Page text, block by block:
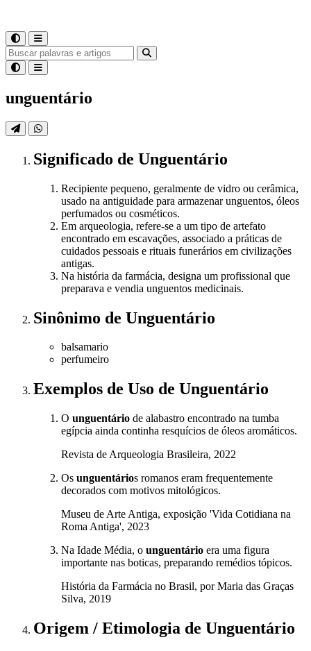
unguentário
Significado de Unguentário
Recipiente pequeno, geralmente de vidro ou cerâmica,
usado na antiguidade para armazenar unguentos, óleos
perfumados ou cosméticos.
Em arqueologia, refere-se a um tipo de artefato
encontrado em escavações, associado a práticas de
cuidados pessoais e rituais funerários em civilizações
antigas.
Na história da farmácia, designa um profissional que
preparava e vendia unguentos medicinais.
Sinônimo de Unguentário
balsamario
perfumeiro
Exemplos de Uso de Unguentário
O unguentário de alabastro encontrado na tumba
egípcia ainda continha resquícios de óleos aromáticos.
Revista de Arqueologia Brasileira, 2022
Os unguentários romanos eram frequentemente
decorados com motivos mitológicos.
Museu de Arte Antiga, exposição 'Vida Cotidiana na
Roma Antiga', 2023
Na Idade Média, o unguentário era uma figura
importante nas boticas, preparando remédios tópicos.
História da Farmácia no Brasil, por Maria das Graças
Silva, 2019
Origem / Etimologia de Unguentário